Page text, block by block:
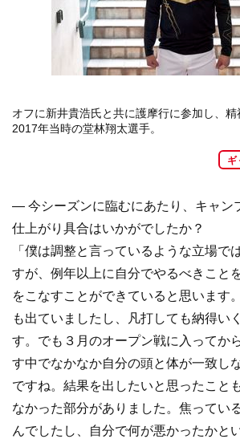
オフに新井貴浩氏と共に護摩行に参加し、
2017年当時の堂林翔太選手。
ギ
― 今シーズンに臨むにあたり、キャン
仕上がり具合はいかがでしたか？
「僕は調整と言っているような立場で
すが、例年以上に自分でやるべきこと
をこなすことができていると思います
も出ていましたし、凡打しても納得い
す。でも３月のオープン戦に入ってか
す中でなかなか自分の頭と体が一致し
ですね。結果を出したいと思ったこと
なかった部分がありました。焦ってい
んでしたし、自分で何が悪かったかと